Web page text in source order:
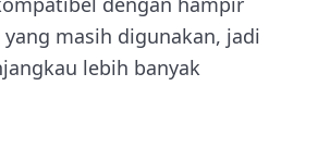
yang masih digunakan, jadi
lebih banyak